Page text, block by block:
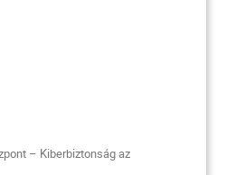
– Kiberbiztonság az